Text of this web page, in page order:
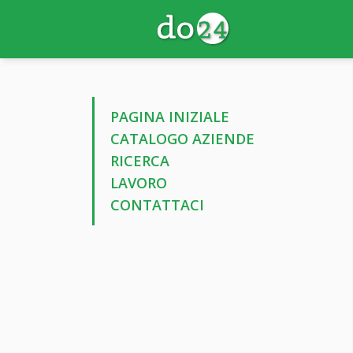
PAGINA INIZIALE
CATALOGO AZIENDE
RICERCA
LAVORO
CONTATTACI